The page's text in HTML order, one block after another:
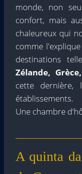
monde, non
confort, mais
chaleureux qui
comme
destinations
Zélande,
cette
établissements.
Une chambre
A quinta